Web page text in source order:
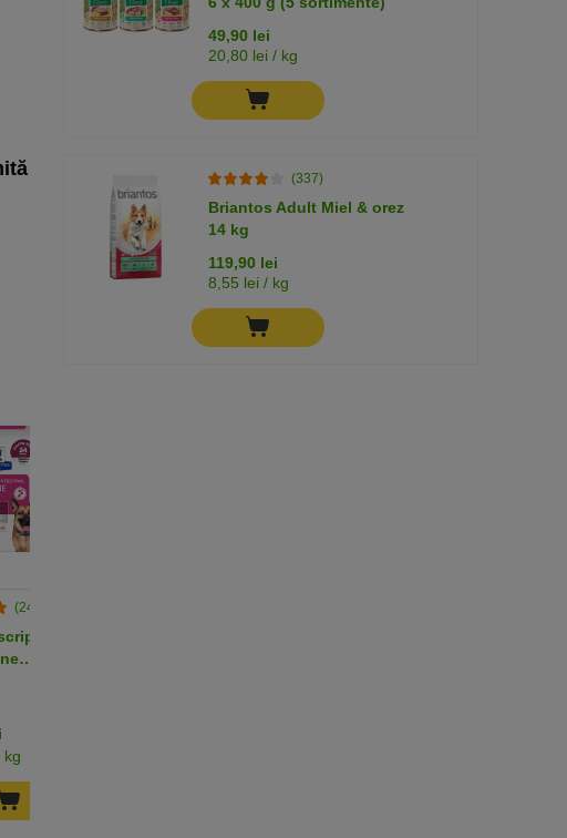
(245)
kg
49,90 lei
20,80 lei / kg
(337)
Briantos Adult Miel & orez
14 kg
119,90 lei
8,55 lei / kg